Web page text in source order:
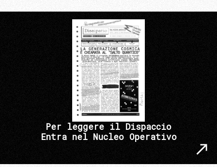
Per leggere il Dispaccio
Entra nel Nucleo Operativo